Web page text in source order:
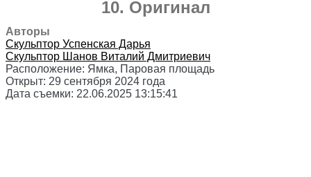
10. Оригинал
Авторы
Скульптор Успенская Дарья
Скульптор Шанов Виталий Дмитриевич
Расположение: Ямка, Паровая площадь
Открыт: 29 сентября 2024 года
Дата съемки: 22.06.2025 13:15:41